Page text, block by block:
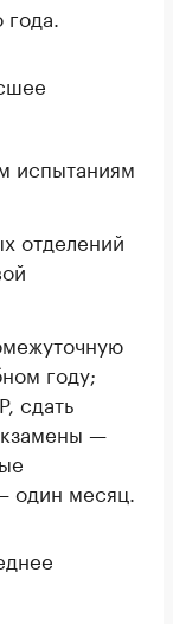
испытаниям
отделений
году;
сдать
—
один месяц.